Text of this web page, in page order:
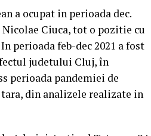
a ocupat in perioada dec.
Ciuca, tot o pozitie cu
perioada feb-dec 2021 a fost
judetului Cluj, în
perioada pandemiei de
din analizele realizate in